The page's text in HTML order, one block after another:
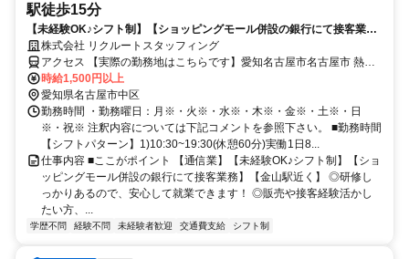
駅徒歩15分
【未経験OK♪シフト制】【ショッピングモール併設の銀行にて接客業
務】【金山駅近く】◎研修しっかりあるので、安心して就業できます！
株式会社 リクルートスタッフィング
アクセス 【実際の勤務地はこちらです】愛知名古屋市名古屋市 熱田
区金山(愛知県)駅徒歩15分
時給1,500円以上
愛知県名古屋市中区
勤務時間 ・勤務曜日：月※・火※・水※・木※・金※・土※・日
※・祝※ 注釈内容については下記コメントを参照下さい。 ■勤務時間
【シフトパターン】1)10:30~19:30(休憩60分)実働1日8...
仕事内容 ■ここがポイント 【通信業】【未経験OK♪シフト制】【ショ
ッピングモール併設の銀行にて接客業務】【金山駅近く】 ◎研修し
っかりあるので、安心して就業できます！ ◎販売や接客経験活かし
たい方、...
学歴不問 経験不問 未経験者歓迎 交通費支給 シフト制